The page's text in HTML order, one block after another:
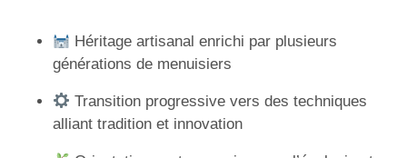
Héritage artisanal enrichi par plusieurs
générations de menuisiers
Transition progressive vers des techniques
alliant tradition et innovation